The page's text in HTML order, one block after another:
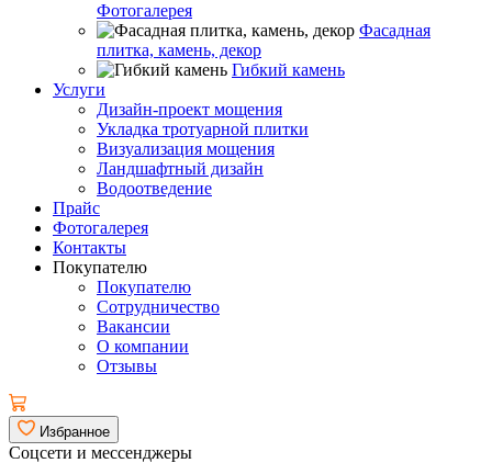
Фотогалерея
Фасадная
плитка, камень, декор
Гибкий камень
Услуги
Дизайн-проект мощения
Укладка тротуарной плитки
Визуализация мощения
Ландшафтный дизайн
Водоотведение
Прайс
Фотогалерея
Контакты
Покупателю
Покупателю
Сотрудничество
Вакансии
О компании
Отзывы
Избранное
Соцсети и мессенджеры